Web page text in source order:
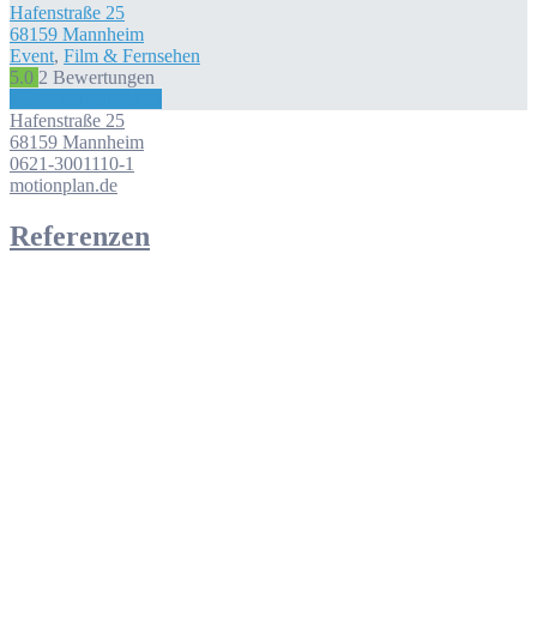
Hafenstraße 25
68159 Mannheim
Event, Film & Fernsehen
5.0 2 Bewertungen
Hafenstraße 25
68159 Mannheim
0621-3001110-1
motionplan.de
Referenzen